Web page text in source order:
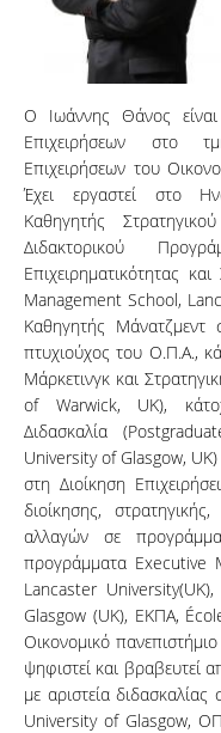
Ο Ιωάννης Θάνος
Επιχειρήσεων στο
Επιχειρήσεων του
Έχει εργαστεί στο
Καθηγητής
Διδακτορικού
Επιχειρηματικότητας
Management School,
Καθηγητής
πτυχιούχος του Ο.Π.Α.,
Μάρκετινγκ και
of Warwick, UK),
Διδασκαλία
University of Glasgow, UK)
στη Διοίκηση
διοίκησης,
αλλαγών σε
προγράμματα Εxecutive
Lancaster
Glasgow (UK), ΕΚΠΑ,
Οικονομικό
ψηφιστεί και βραβευτεί
με αριστεία
University of Glasgow,